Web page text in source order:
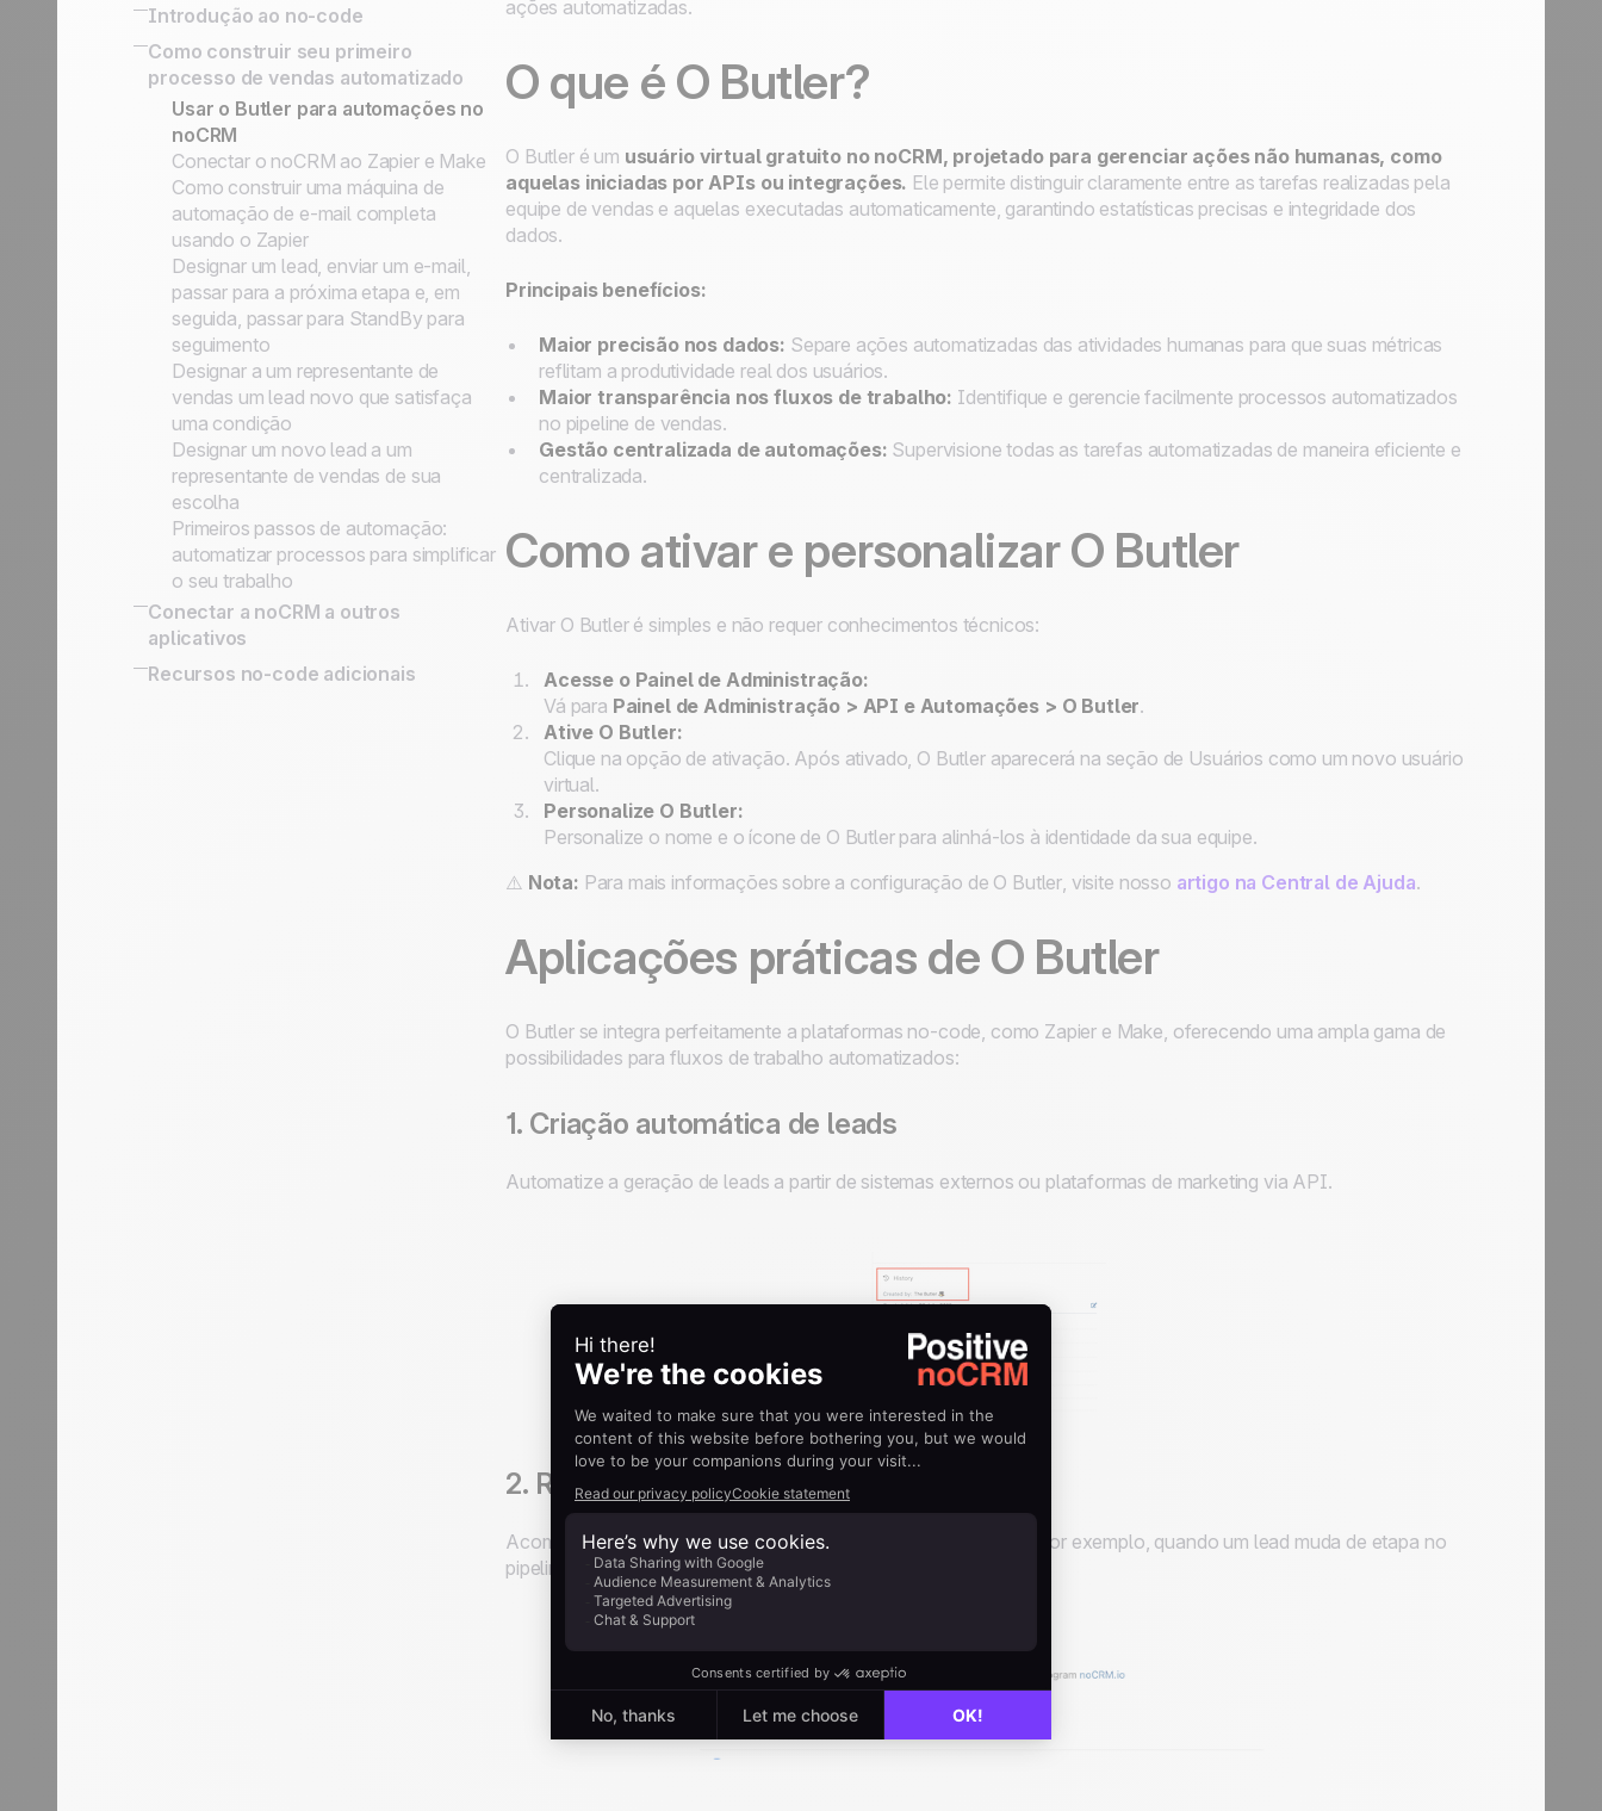
Academia noCRM
API simplificada para a
implementação de processos
personalizados
Gatilhos e ações no-code
SPIN Selling
Introdução ao no-code
Plataformas no-code
Como construir seu primeiro
processo de vendas automatizado
Usar o Butler para automações no
noCRM
Conectar o noCRM ao Zapier e Make
Como construir uma máquina de
automação de e-mail completa
usando o Zapier
Designar um lead, enviar um e-mail,
passar para a próxima etapa e, em
seguida, passar para StandBy para
seguimento
Designar a um representante de
vendas um lead novo que satisfaça
uma condição
Designar um novo lead a um
representante de vendas de sua
escolha
Primeiros passos de automação:
automatizar processos para simplificar
o seu trabalho
Conectar a noCRM a outros
aplicativos
Connect Information System
Recursos no-code adicionais
ações automatizadas.
O que é O Butler?
O Butleré um usuário virtual gratuito no noCRM, projetado para gerenciar ações não humanas, como
aquelas iniciadas por APIs ou integrações. Ele permite distinguir claramente entre as tarefas realizadas pela
equipe de vendas e aquelas executadas automaticamente, garantindo estatísticas precisas e integridade dos
dados.
Principais benefícios:
Maior precisão nos dados: Separe ações automatizadas das atividades humanas para que suas métricas
reflitam a produtividade real dos usuários.
Maior transparência nos fluxos de trabalho: Identifique e gerencie facilmente processos automatizados
no pipeline de vendas.
Gestão centralizada de automações: Supervisione todas as tarefas automatizadas de maneira eficiente e
centralizada.
Como ativar e personalizarO Butler
Ativar O Butleré simples e não requer conhecimentos técnicos:
Acesse o Painel de Administração:
Vá para Painel de Administração > API e Automações > O Butler.
Ative O Butler:
Clique na opção de ativação. Após ativado, O Butleraparecerá na seção de Usuários como um novo usuário
virtual.
Personalize O Butler:
Personalize o nome e o ícone de O Butlerpara alinhá-los à identidade da sua equipe.
⚠️ Nota: Para mais informações sobre a configuração de O Butler, visite nosso artigo na Central de Ajuda.
Aplicações práticas de O Butler
O Butlerse integra perfeitamente a plataformas no-code, como Zapier e Make, oferecendo uma ampla gama de
possibilidades para fluxos de trabalho automatizados:
1. Criação automática de leads
Automatize a geração de leads a partir de sistemas externos ou plataformas de marketing via API.
2. Registro de atividades
Acompanhe atualizações e interações de maneira sistemática. Por exemplo, quando um lead muda de etapa no
pipeline,
O Butlerregistra automaticamente essa alteração.